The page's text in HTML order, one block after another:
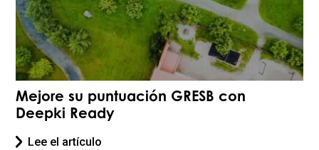
Mejore su puntuación GRESB con
Deepki Ready
Lee el artículo